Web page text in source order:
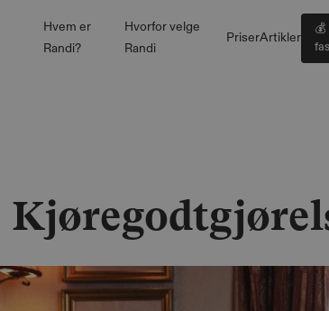
Hvem er
Randi?
Hvorfor velge
Randi
PriserArtikler
💰